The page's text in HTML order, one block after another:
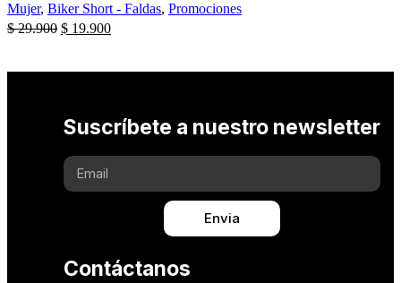
Mujer, Biker Short - Faldas, Promociones
$29.900 $ 19.900
Suscríbete a nuestro newsletter
Envia
Contáctanos